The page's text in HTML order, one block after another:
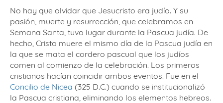
No hay que olvidar que Jesucristo era judío. Y su
pasión, muerte y resurrección, que celebramos en
Semana Santa, tuvo lugar durante la Pascua judía. De
hecho, Cristo muere el mismo día de la Pascua judía en
la que se mata el cordero pascual que los judíos
comen al comienzo de la celebración. Los primeros
cristianos hacían coincidir ambos eventos. Fue en el
Concilio de Nicea (325 D.C.) cuando se institucionalizó
la Pascua cristiana, eliminando los elementos hebreos.